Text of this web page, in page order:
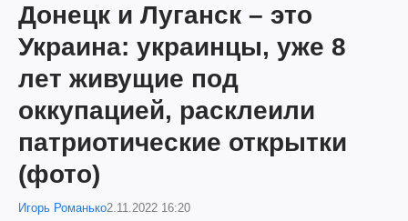
Донецк и Луганск – это
Украина: украинцы, уже 8
лет живущие под
оккупацией, расклеили
патриотические открытки
(фото)
Игорь Романько2.11.2022 16:20